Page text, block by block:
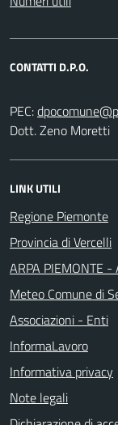
CONTATTI D.P.O.
PEC:
Dott. Zeno Moretti
LINK UTILI
Regione Piemonte
Provincia di Vercelli
ARPA PIEMONTE -
Meteo Comune di
Associazioni - Enti
InformaLavoro
Informativa privacy
Note legali